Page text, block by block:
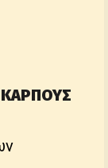
ΚΑΡΠΟΥΣ